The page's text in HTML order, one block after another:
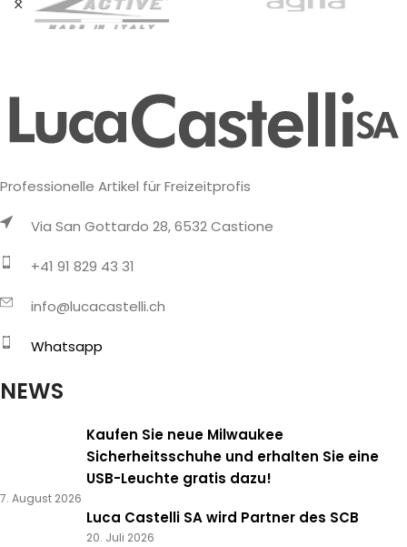
Professionelle Artikel für Freizeitprofis
Via San Gottardo 28, 6532 Castione
+41 91 829 43 31
info@lucacastelli.ch
Whatsapp
NEWS
Kaufen Sie neue Milwaukee
Sicherheitsschuhe und erhalten Sie eine
USB-Leuchte gratis dazu!
7. August 2026
Luca Castelli SA wird Partner des SCB
20. Juli 2026